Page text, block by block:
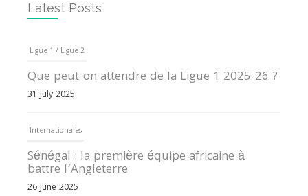
Latest Posts
Ligue 1 / Ligue 2
Que peut-on attendre de la Ligue 1 2025-26 ?
31 July 2025
Internationales
Sénégal : la première équipe africaine à
battre l’Angleterre
26 June 2025